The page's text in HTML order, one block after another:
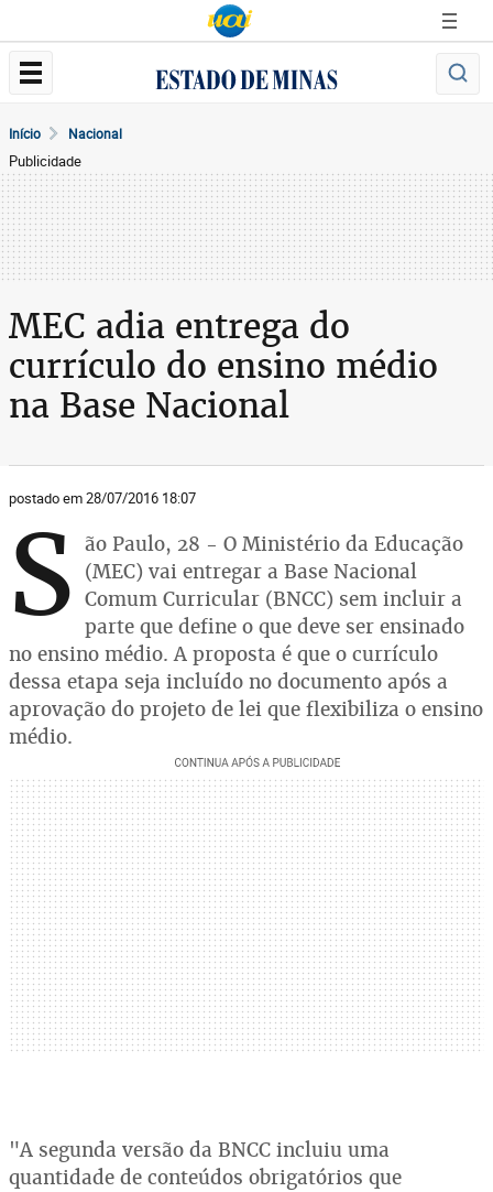
Início Nacional
Publicidade
MEC adia entrega do
currículo do ensino médio
na Base Nacional
postado em 28/07/2016 18:07
S ão Paulo, 28 - O Ministério da Educação
(MEC) vai entregar a Base Nacional
Comum Curricular (BNCC) sem incluir a
parte que define o que deve ser ensinado
no ensino médio. A proposta é que o currículo
dessa etapa seja incluído no documento após a
aprovação do projeto de lei que flexibiliza o ensino
médio.
"A segunda versão da BNCC incluiu uma
quantidade de conteúdos obrigatórios que